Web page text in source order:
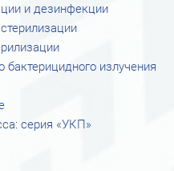
и дезинфекции
бактерицидного излучения
серия «УКП»